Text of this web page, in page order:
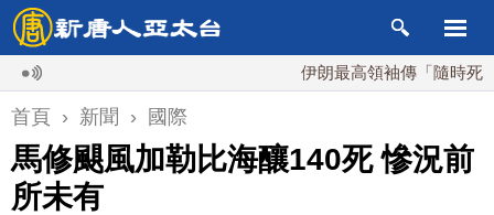
伊朗最高領袖傳「隨時死亡」
首頁 › 新聞 › 國際
馬修颶風加勒比海釀140死 慘況前
所未有